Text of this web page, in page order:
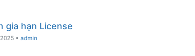
gia hạn License
• admin